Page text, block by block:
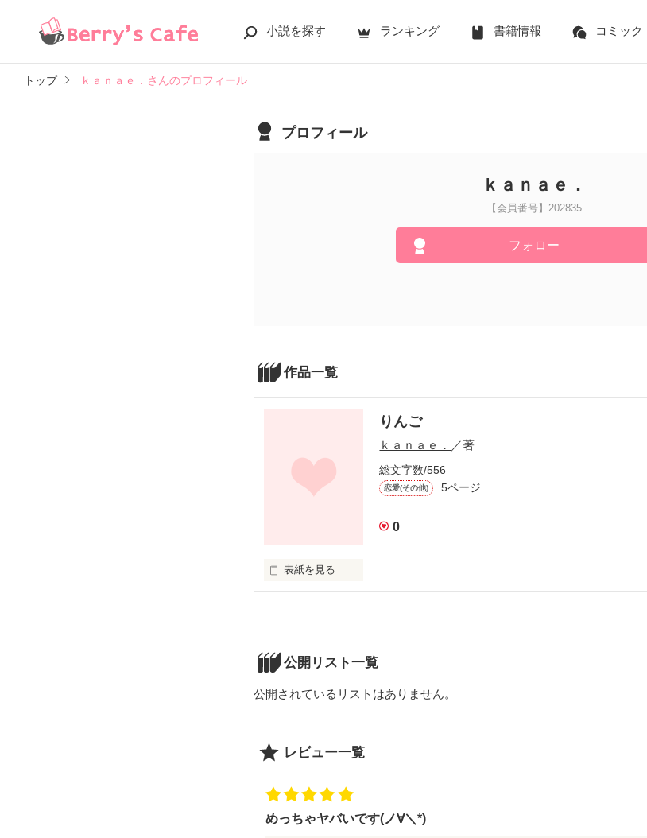
小説を探す ランキング 書籍情報 コミック
トップ ｋａｎａｅ．さんのプロフィール
プロフィール
ｋａｎａｅ．
【会員番号】202835
フォロー
作品一覧
りんご
ｋａｎａｅ． ／著
総文字数/556
恋愛(その他) 5ページ
0
表紙を見る
ゆるーい女子高生、林戸
ふつーに友達がいて
ふつーに家族がいて
ふつーに趣味があって...
公開リスト一覧
公開されているリストはありません。
レビュー一覧
めっちゃヤバいです(ノ∀＼*)